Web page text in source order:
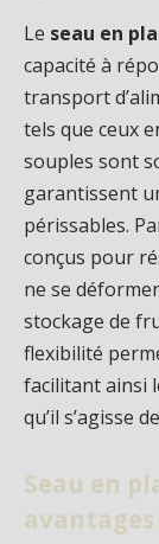
Le seau en
capacité à
transport
tels que ceux
souples sont
garantissent
périssables.
conçus pour
ne se
stockage de
flexibilité
facilitant ainsi
qu’il s’agisse
Seau en